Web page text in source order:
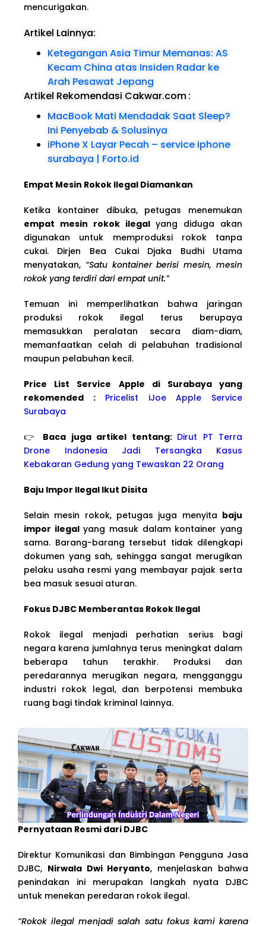
mencurigakan.
Artikel Lainnya:
Ketegangan Asia Timur Memanas: AS
Kecam China atas Insiden Radar ke
Arah Pesawat Jepang
Artikel Rekomendasi Cakwar.com:
MacBook Mati Mendadak Saat Sleep?
Ini Penyebab & Solusinya
iPhone X Layar Pecah – service iphone
surabaya | Forto.id
Empat Mesin Rokok Ilegal Diamankan
Ketika kontainer dibuka, petugas menemukan
empat mesin rokok ilegalyang diduga akan
digunakan untuk memproduksi rokok tanpa
cukai. Dirjen Bea Cukai Djaka Budhi Utama
menyatakan, “Satu kontainer berisi mesin, mesin
rokok yang terdiri dari empat unit.”
Temuan ini memperlihatkan bahwa jaringan
produksi rokok ilegal terus berupaya
memasukkan peralatan secara diam-diam,
memanfaatkan celah di pelabuhan tradisional
maupun pelabuhan kecil.
Price List Service Apple di Surabaya yang
rekomended :
Pricelist iJoe Apple Service
Surabaya
👉 Baca juga artikel tentang: Dirut PT Terra
Drone Indonesia Jadi Tersangka Kasus
Kebakaran Gedung yang Tewaskan 22 Orang
Baju Impor Ilegal Ikut Disita
Selain mesin rokok, petugas juga menyita baju
impor ilegalyang masuk dalam kontainer yang
sama. Barang-barang tersebut tidak dilengkapi
dokumen yang sah, sehingga sangat merugikan
pelaku usaha resmi yang membayar pajak serta
bea masuk sesuai aturan.
Fokus DJBC Memberantas Rokok Ilegal
Rokok ilegal menjadi perhatian serius bagi
negara karena jumlahnya terus meningkat dalam
beberapa tahun terakhir. Produksi dan
peredarannya merugikan negara, mengganggu
industri rokok legal, dan berpotensi membuka
ruang bagi tindak kriminal lainnya.
Pernyataan Resmi dari DJBC
Direktur Komunikasi dan Bimbingan Pengguna Jasa
DJBC, Nirwala Dwi Heryanto, menjelaskan bahwa
penindakan ini merupakan langkah nyata DJBC
untuk menekan peredaran rokok ilegal.
“Rokok ilegal menjadi salah satu fokus kami karena